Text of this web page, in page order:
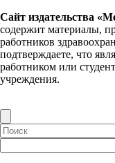
Сайт издательства
содержит материалы,
работников
подтверждаете, что
работником или
учреждения.